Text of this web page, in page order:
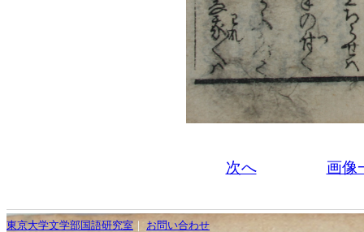
次へ 画像
東京大学文学部国語研究室 ｜ お問い合わせ